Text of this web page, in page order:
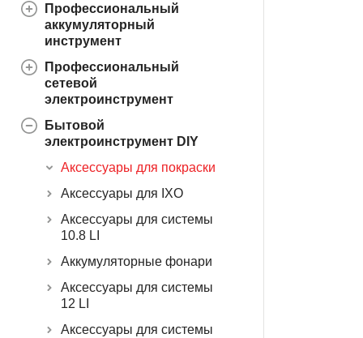
Профессиональный
аккумуляторный
инструмент
Профессиональный
сетевой
электроинструмент
Бытовой
электроинструмент DIY
Аксессуары для покраски
Аксессуары для IXO
Аксессуары для системы
10.8 LI
Аккумуляторные фонари
Аксессуары для системы
12 LI
Аксессуары для системы